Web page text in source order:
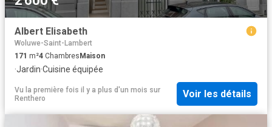
Albert Elisabeth
Woluwe-Saint-Lambert
171 m²4 ChambresMaison
·Jardin·Cuisine équipée
Vu la première fois il y a plus d'un mois sur
Renthero
Voir les détails